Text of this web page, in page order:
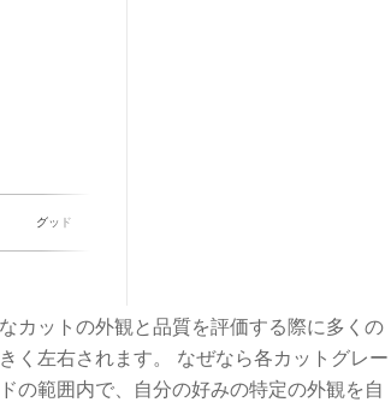
カットの外観と品質を評価する際に多くの
く左右されます。 なぜなら各カットグレー
の範囲内で、自分の好みの特定の外観を自